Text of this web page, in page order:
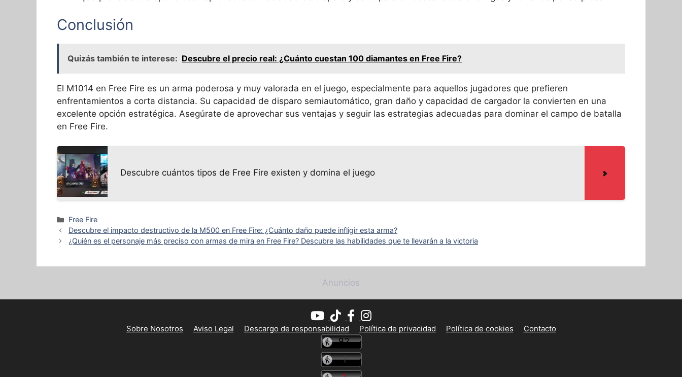
Conclusión
Quizás también te interese: Descubre el precio real: ¿Cuánto cuestan 100 diamantes en Free Fire?
El M1014 en Free Fire es un arma poderosa y muy valorada en el juego, especialmente para aquellos jugadores que prefieren
enfrentamientos a corta distancia. Su capacidad de disparo semiautomático, gran daño y capacidad de cargador la convierten en una
excelente opción estratégica. Asegúrate de aprovechar sus ventajas y seguir las estrategias adecuadas para dominar el campo de batalla
en Free Fire.
Descubre cuántos tipos de Free Fire existen y domina el juego
Categorías
Free Fire
Descubre el impacto destructivo de la M500 en Free Fire: ¿Cuánto daño puede infligir esta arma?
¿Quién es el personaje más preciso con armas de mira en Free Fire? Descubre las habilidades que te llevarán a la victoria
Anuncios
Sobre Nosotros Aviso Legal Descargo de responsabilidad Política de privacidad Política de cookies Contacto